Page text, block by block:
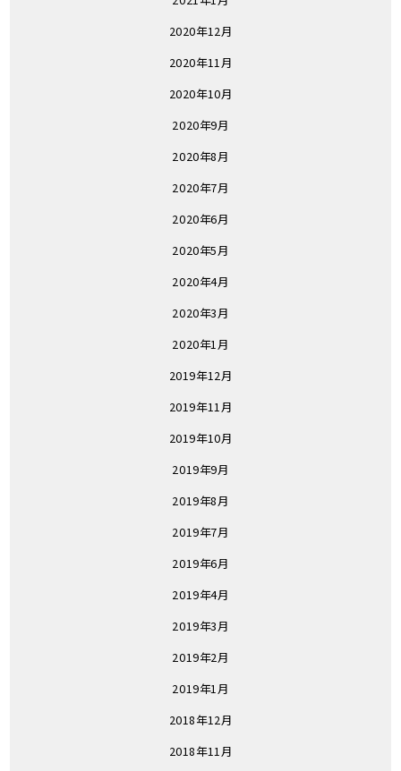
2020年12月
2020年11月
2020年10月
2020年9月
2020年8月
2020年7月
2020年6月
2020年5月
2020年4月
2020年3月
2020年1月
2019年12月
2019年11月
2019年10月
2019年9月
2019年8月
2019年7月
2019年6月
2019年4月
2019年3月
2019年2月
2019年1月
2018年12月
2018年11月